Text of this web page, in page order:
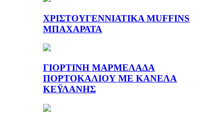
ΧΡΙΣΤΟΥΓΕΝΝΙΑΤΙΚΑ MUFFINS
ΜΠΑΧΑΡΑΤΑ
ΓΙΟΡΤΙΝΗ ΜΑΡΜΕΛΑΔΑ
ΠΟΡΤΟΚΑΛΙΟΥ ΜΕ ΚΑΝΕΛΑ
ΚΕΫΛΑΝΗΣ